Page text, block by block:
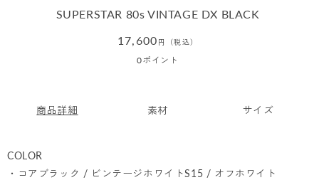
SUPERSTAR 80s VINTAGE DX BLACK
通
17,600 円（税込）
0ポイント
商品詳細 素材 サイズ
COLOR
・コアブラック / ビンテージホワイトS15 / オフホワイト